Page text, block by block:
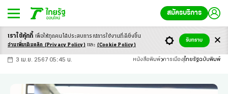
สมัครบริการ
-ก ก ก+
3 เม.ย. 2567 05:45 น. หนังสือพิมพ์ การเมือง ไทยรัฐฉบับพิมพ์
เราใช้คุ้กกี้ เพื่อให้ทุกคนได้ประสบการณ์การใช้งานที่ดียิ่งขึ้น
อ่านเพิ่มเติมคลิก (Privacy Policy) และ (Cookie Policy)
รับทราบ